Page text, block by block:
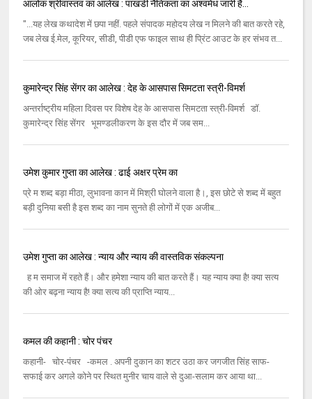
आलोक श्रीवास्तव का आलेख : पाखंडी नैतिकता का अश्वमेध जारी है...
"...यह लेख कथादेश में छपा नहीं. पहले संपादक महोदय लेख न मिलने की बात करते रहे,
जब लेख ई.मेल, कूरियर, सीडी, पीडी एफ फाइल साथ ही प्रिंट आउट के हर संभव त...
कुमारेन्द्र सिंह सेंगर का आलेख : देह के आसपास सिमटता स्त्री-विमर्श
अन्तर्राष्ट्रीय महिला दिवस पर विशेष देह के आसपास सिमटता स्त्री-विमर्श डॉ.
कुमारेन्द्र सिंह सेंगर भूमण्डलीकरण के इस दौर में जब सम...
उमेश कुमार गुप्‍ता का आलेख : ढाई अक्षर प्रेम का
प्रे म शब्‍द बड़ा मीठा, लुभावना कान में मिश्री घोलने वाला है।, इस छोटे से शब्‍द में बहुत
बड़ी दुनिया बसी है इस शब्‍द का नाम सुनते ही लोगों में एक अजीब...
उमेश गुप्ता का आलेख : न्याय और न्याय की वास्तविक संकल्पना
ह म समाज में रहते हैं। और हमेशा न्‍याय की बात करते हैं। यह न्‍याय क्‍या है! क्‍या सत्‍य
की ओर बढ़ना न्‍याय है! क्‍या सत्‍य की प्राप्‍ति न्‍याय...
कमल की कहानी : चोर पंचर
कहानी- चोर-पंचर -कमल . अपनी दुकान का शटर उठा कर जगजीत सिंह साफ-
सफाई कर अगले कोने पर स्‍थित मुनीर चाय वाले से दुआ-सलाम कर आया था...